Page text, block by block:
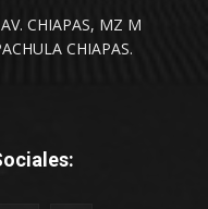
CHIAPAS, MZ M
CHIAPAS.